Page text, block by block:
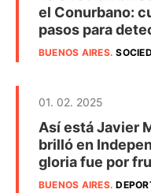
el Conurbano:
pasos para
BUENOS AIRES.
01. 02. 2025
Así está Javier
brilló en
gloria fue por
BUENOS AIRES.